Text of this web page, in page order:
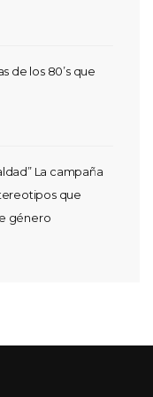
de los 80’s que
La campaña
que
género